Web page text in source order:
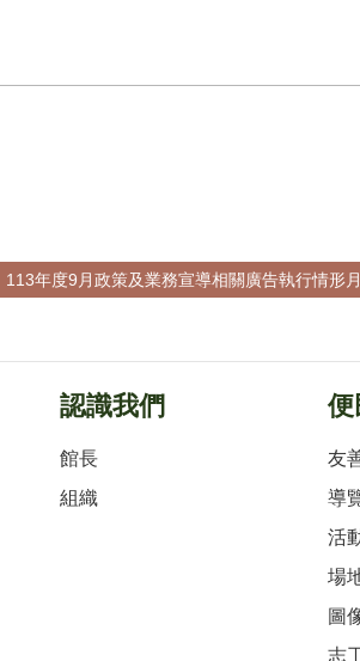
113年度9月政策及業務宣導相關廣告執行情形
認識我們
館長
組織
便
友
導
活
場
圖
志